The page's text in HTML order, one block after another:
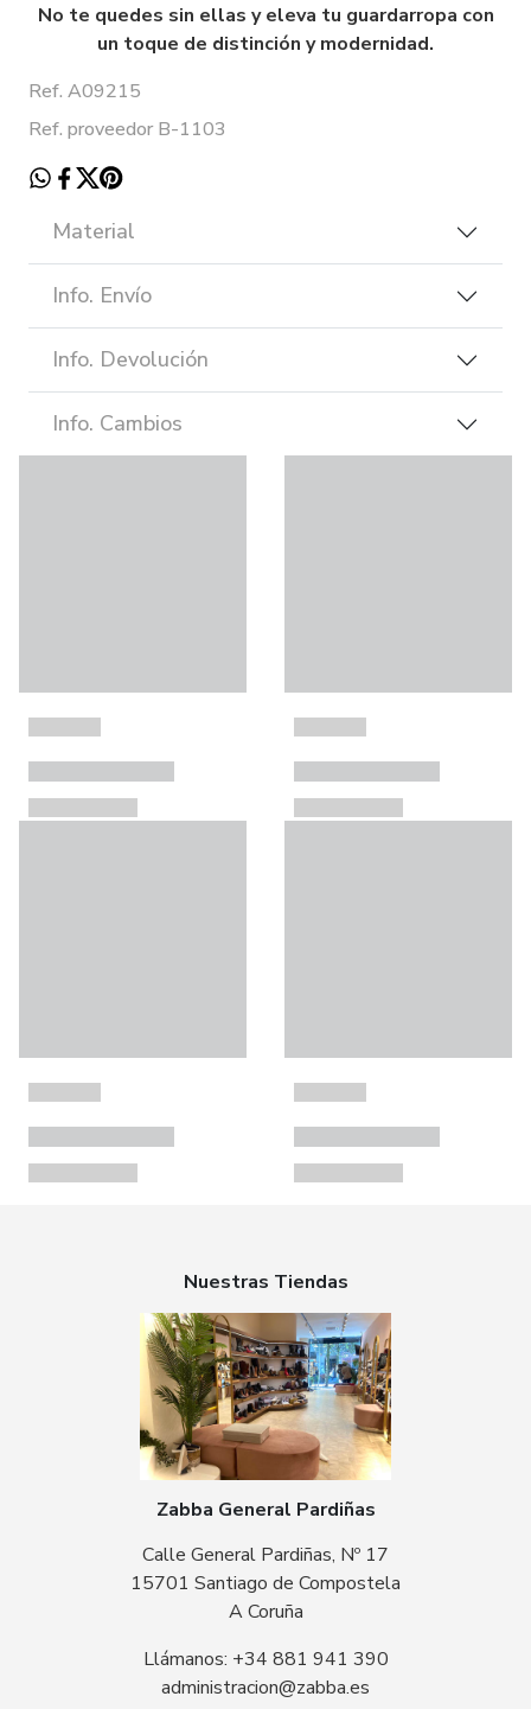
No te quedes sin ellas y eleva tu guardarropa con
un toque de distinción y modernidad.
Ref. A09215
Ref. proveedor B-1103
Material
Info. Envío
Info. Devolución
Info. Cambios
Nuestras Tiendas
Zabba General Pardiñas
Calle General Pardiñas, Nº 17
15701 Santiago de Compostela
A Coruña
Llámanos: +34 881 941 390
administracion@zabba.es